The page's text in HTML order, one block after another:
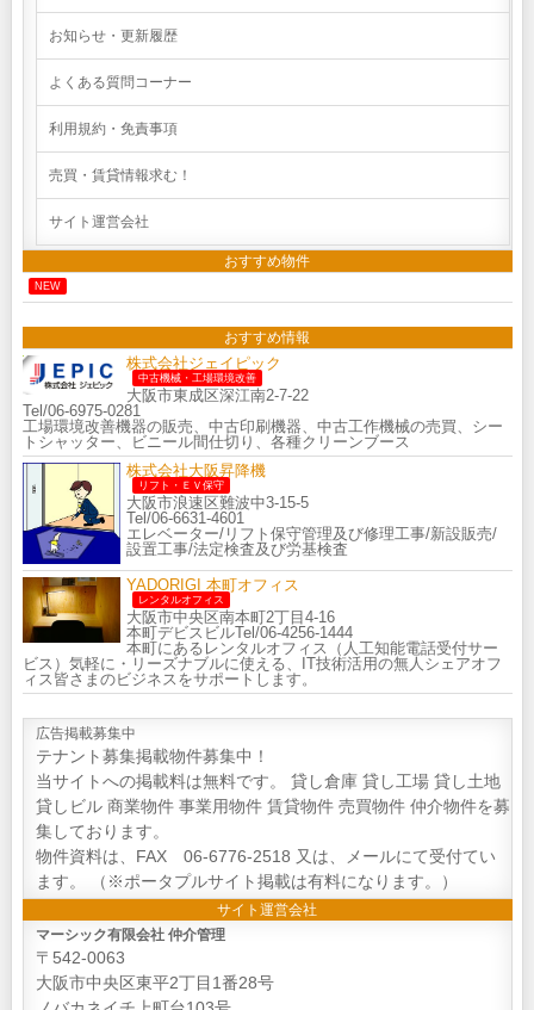
お知らせ・更新履歴
よくある質問コーナー
利用規約・免責事項
売買・賃貸情報求む！
サイト運営会社
おすすめ物件
NEW
おすすめ情報
株式会社ジェイピック
中古機械・工場環境改善
大阪市東成区深江南2-7-22
Tel/06-6975-0281
工場環境改善機器の販売、中古印刷機器、中古工作機械の売買、シー
トシャッター、ビニール間仕切り、各種クリーンブース
株式会社大阪昇降機
リフト・ＥＶ保守
大阪市浪速区難波中3-15-5
Tel/06-6631-4601
エレベーター/リフト保守管理及び修理工事/新設販売/
設置工事/法定検査及び労基検査
YADORIGI 本町オフィス
レンタルオフィス
大阪市中央区南本町2丁目4-16
本町デビスビルTel/06-4256-1444
本町にあるレンタルオフィス（人工知能電話受付サー
ビス）気軽に・リーズナブルに使える、IT技術活用の無人シェアオフ
ィス皆さまのビジネスをサポートします。
広告掲載募集中
テナント募集掲載物件募集中！
当サイトへの掲載料は無料です。 貸し倉庫 貸し工場 貸し土地
貸しビル 商業物件 事業用物件 賃貸物件 売買物件 仲介物件を募
集しております。
物件資料は、FAX 06-6776-2518 又は、メールにて受付てい
ます。 （※ポータプルサイト掲載は有料になります。）
サイト運営会社
マーシック有限会社 仲介管理
〒542-0063
大阪市中央区東平2丁目1番28号